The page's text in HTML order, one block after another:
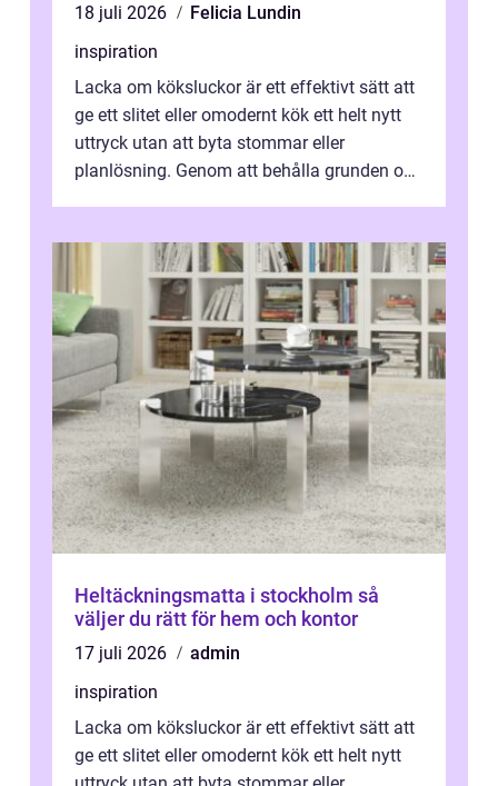
18 juli 2026
Felicia Lundin
inspiration
Lacka om köksluckor är ett effektivt sätt att
ge ett slitet eller omodernt kök ett helt nytt
uttryck utan att byta stommar eller
planlösning. Genom att behålla grunden och
Heltäckningsmatta i stockholm så
väljer du rätt för hem och kontor
17 juli 2026
admin
inspiration
Lacka om köksluckor är ett effektivt sätt att
ge ett slitet eller omodernt kök ett helt nytt